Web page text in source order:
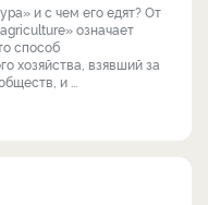
и с чем его едят? От
означает
способ
хозяйства, взявший за
и ...